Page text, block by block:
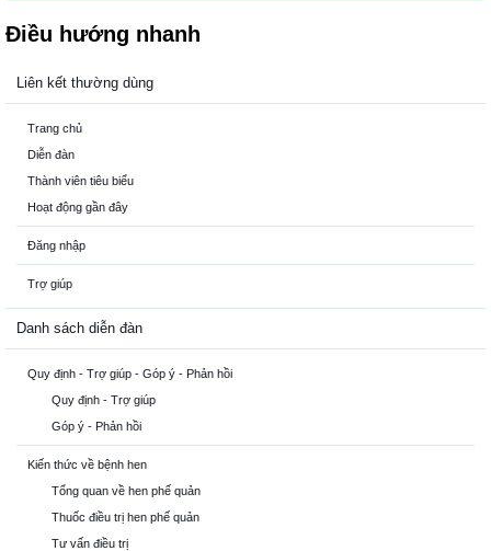
Điều hướng nhanh
Liên kết thường dùng
Trang chủ
Diễn đàn
Thành viên tiêu biểu
Hoạt động gần đây
Đăng nhập
Trợ giúp
Danh sách diễn đàn
Quy định - Trợ giúp - Góp ý - Phản hồi
Quy định - Trợ giúp
Góp ý - Phản hồi
Kiến thức về bệnh hen
Tổng quan về hen phế quản
Thuốc điều trị hen phế quản
Tư vấn điều trị